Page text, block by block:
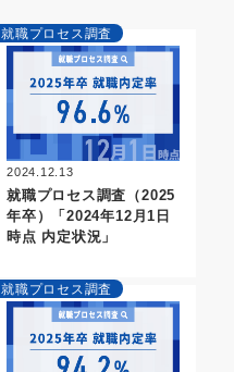
就職プロセス調査
2024.12.13
就職プロセス調査（2025
年卒）「2024年12月1日
時点 内定状況」
就職プロセス調査